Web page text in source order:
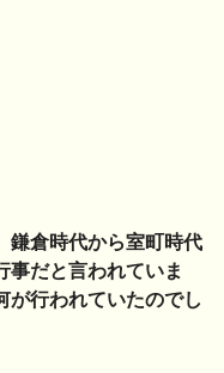
鎌倉時代から室町時代
事だと言われていま
が行われていたのでし